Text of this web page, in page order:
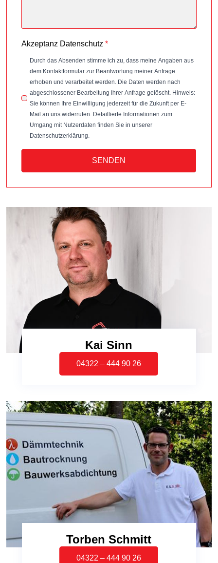
Akzeptanz Datenschutz *
Durch das Absenden stimme ich zu, dass meine Angaben aus
dem Kontaktformular zur Beantwortung meiner Anfrage
erhoben und verarbeitet werden. Die Daten werden nach
abgeschlossener Bearbeitung Ihrer Anfrage gelöscht. Hinweis:
Sie können Ihre Einwilligung jederzeit für die Zukunft per E-
Mail an uns widerrufen. Detaillierte Informationen zum
Umgang mit Nutzerdaten finden Sie in unserer
Datenschutzerklärung.
SENDEN
Kai Sinn
04322 – 444 90 26
Torben Schmitt
04322 – 444 90 26